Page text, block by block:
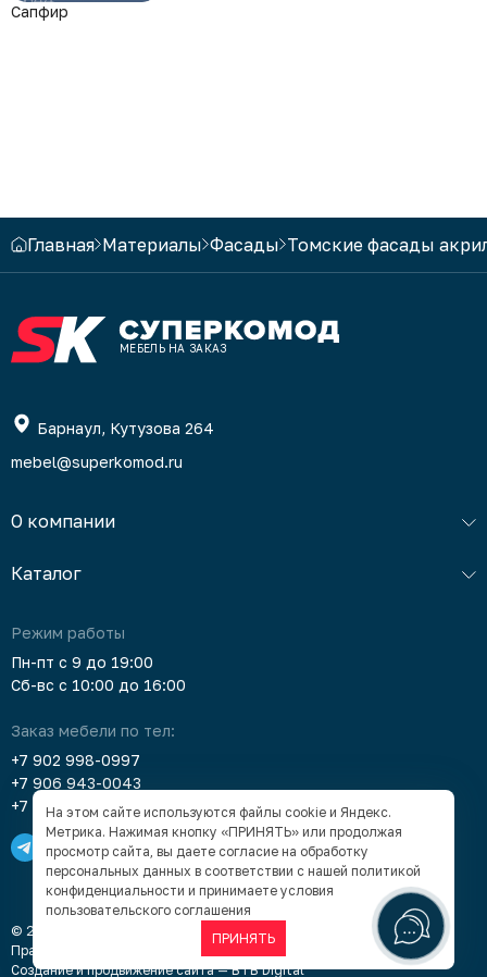
Сапфир
Главная Материалы Фасады Томские фасады
МЕБЕЛЬ НА ЗАКАЗ
Барнаул, Кутузова 264
mebel@superkomod.ru
О компании
Каталог
Режим работы
Пн-пт с 9 до 19:00
Сб-вс с 10:00 до 16:00
Заказ мебели по тел:
+7 902 998-0997
+7 906 943-0043
+7 903 912-5378
© 2005–2026 «Суперкомод» — мебель в Барнауле под заказ
Правовая информация
Создание и продвижение сайта —BTB Digital
На этом сайте используются файлы cookie и Яндекс.
Метрика. Нажимая кнопку «ПРИНЯТЬ» или продолжая
просмотр сайта, вы даете согласие на обработку
персональных данных в соответствии с нашей политикой
конфиденциальности и принимаете условия
пользовательского соглашения
ПРИНЯТЬ